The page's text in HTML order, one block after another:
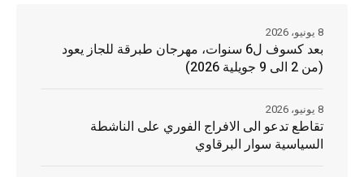
بعد كسوف ل6 سنوات، مهرجان طبرقة للجاز يعود
(من 2 الى 9 جويلية 2026)
8 يونيو، 2026
تقاطع تدعو الى الافراج الفوري على الناشطة
السياسية سوار البرقاوي
8 يونيو، 2026